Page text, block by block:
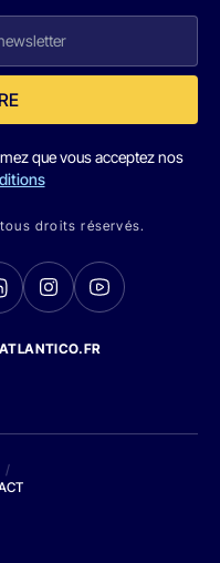
que vous acceptez nos
droits réservés.
/